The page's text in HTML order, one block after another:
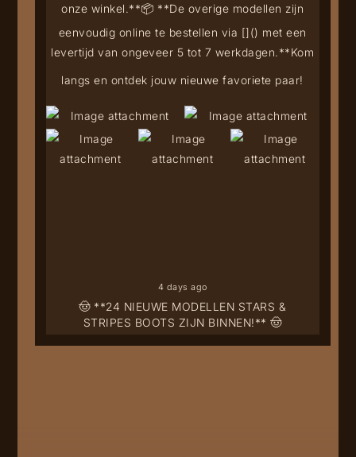
🤠 **24 NIEUWE MODELLEN STARS &
STRIPES BOOTS ZIJN BINNEN!** 🤠
onze winkel.**📦 **De overige modellen zijn
eenvoudig online te bestellen via []() met een
levertijd van ongeveer 5 tot 7 werkdagen.**Kom
langs en ontdek jouw nieuwe favoriete paar!
4 days ago